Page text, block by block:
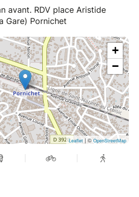
avant. RDV place Aristide
Gare) Pornichet
+
−
Leaflet | ©OpenStreetMap